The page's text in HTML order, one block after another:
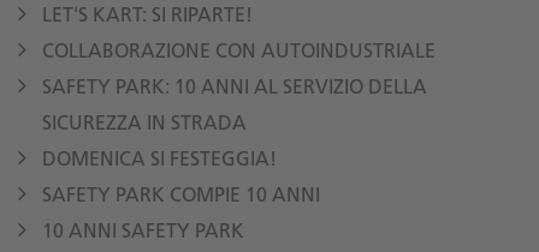
LET'S KART: SI RIPARTE!
COLLABORAZIONE CON AUTOINDUSTRIALE
SAFETY PARK: 10 ANNI AL SERVIZIO DELLA
SICUREZZA IN STRADA
DOMENICA SI FESTEGGIA!
SAFETY PARK COMPIE 10 ANNI
10 ANNI SAFETY PARK